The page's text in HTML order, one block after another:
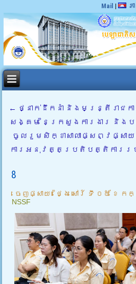
Mail | ភ
← ថ្នាក់ដឹកនាំ និងមន្ត្រីរាជកា
សង្គម នៃក្រសួងការងារ និងប
ចូលរួមសិក្ខាសាលាផ្សព្វផ្សាយ
ការអនុវត្តប្រតិបត្តិការ
8
ចេញផ្សាយ៖ ថ្ងៃ សៅរ៍ ទី ០៥ ខែ ក
NSSF